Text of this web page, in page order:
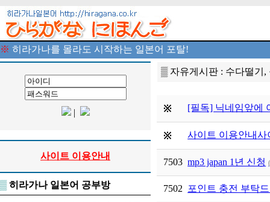
※ 히라가나를 몰라도 시작하는 일본어 포탈!
|
사이트 이용안내
▒히라가나 일본어 공부방
▒ 자유게시판 : 수다떨기,
※ [필독] 닉네임앞에
※ 사이트 이용안내사
7503 mp3 japan 1년 신청
7502 포인트 충전 부탁